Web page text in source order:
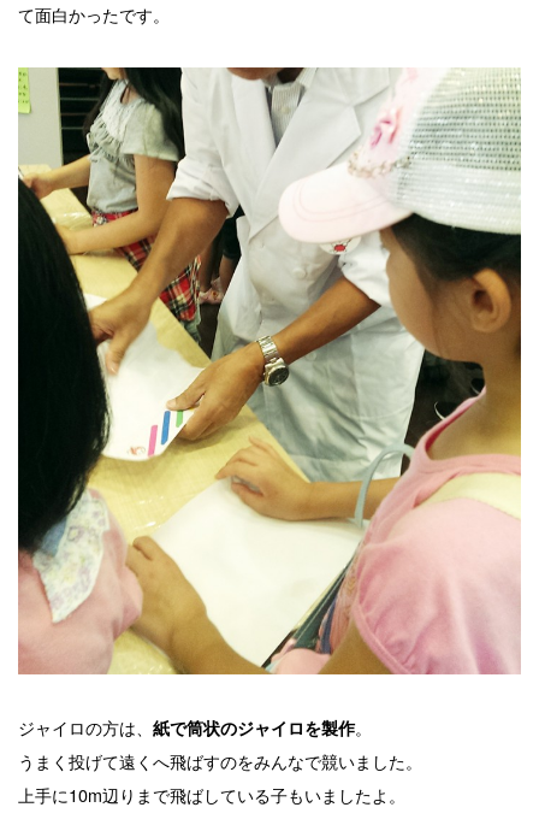
て面白かったです。
ジャイロの方は、 紙で筒状のジャイロを製作。
うまく投げて遠くへ飛ばすのをみんなで競いました。
上手に10m辺りまで飛ばしている子もいましたよ。